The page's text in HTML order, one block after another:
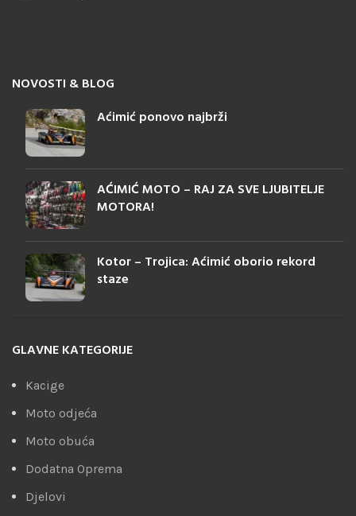
NOVOSTI & BLOG
Aćimić ponovo najbrži
AĆIMIĆ MOTO – RAJ ZA SVE LJUBITELJE
MOTORA!
Kotor – Trojica: Aćimić oborio rekord
staze
GLAVNE KATEGORIJE
Kacige
Moto odjeća
Moto obuća
Dodatna Oprema
Djelovi